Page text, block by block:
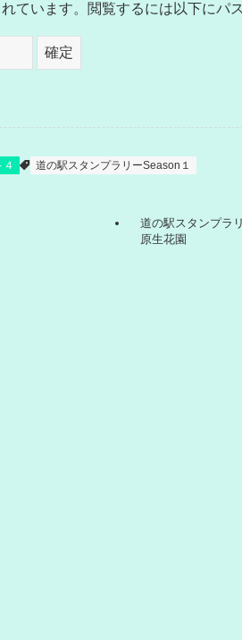
ています。閲覧するには以下にパ
道の駅スタンプラリーSeason１
道の駅スタンプラ
原生花園